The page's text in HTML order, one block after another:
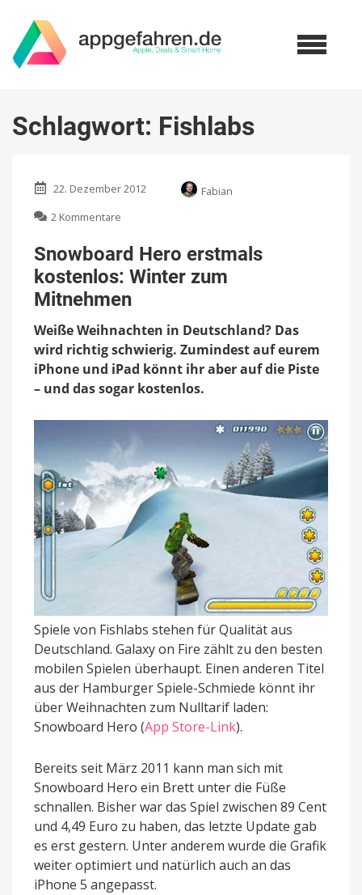
Schlagwort: Fishlabs
22. Dezember 2012
Fabian
2 Kommentare
Hero
erstmals
kostenlos:
Winter
zum
Mitnehmen
Snowboard Hero erstmals
kostenlos: Winter zum
Mitnehmen
Weiße Weihnachten in Deutschland? Das
wird richtig schwierig. Zumindest auf eurem
iPhone und iPad könnt ihr aber auf die Piste
– und das sogar kostenlos.
Spiele von Fishlabs stehen für Qualität aus
Deutschland. Galaxy on Fire zählt zu den besten
mobilen Spielen überhaupt. Einen anderen Titel
aus der Hamburger Spiele-Schmiede könnt ihr
über Weihnachten zum Nulltarif laden:
Snowboard Hero (App Store-Link).
Bereits seit März 2011 kann man sich mit
Snowboard Hero ein Brett unter die Füße
schnallen. Bisher war das Spiel zwischen 89 Cent
und 4,49 Euro zu haben, das letzte Update gab
es erst gestern. Unter anderem wurde die Grafik
weiter optimiert und natürlich auch an das
iPhone 5 angepasst.